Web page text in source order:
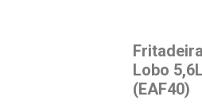
Lobo
(EAF40)